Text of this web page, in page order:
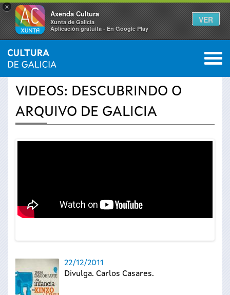
×
Axenda Cultura
Xunta de Galicia
Aplicación gratuíta - En Google Play
VER
Vostede
aquí
INICIO › ACTUALIDADE 0
VIDEOS: DESCUBRINDO O
ARQUIVO DE GALICIA
22/12/2011
Divulga. Carlos Casares.